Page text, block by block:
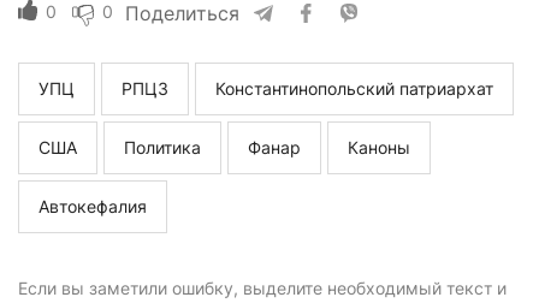
0 0 Поделиться
УПЦ РПЦЗ Константинопольский патриархат
США Политика Фанар Каноны
Автокефалия
Если вы заметили ошибку, выделите необходимый текст и